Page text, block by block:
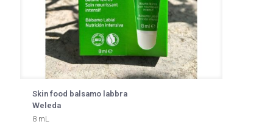
Skin food balsamo labbra
Weleda
8 mL